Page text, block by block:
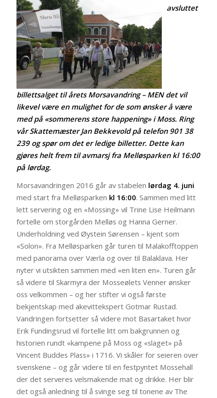
avsluttet
billettsalget til årets Morsavandring – MEN det vil
likevel være en mulighet for de som ønsker å være
med på «sommerens store happening» i Moss. Ring
vår Skattemæster Jan Bekkevold på telefon 901 38
239 og spør om det er ledige billetter. Dette kan
gjøres helt frem til avmarsj fra Melløsparken kl 16:00
på lørdag.
Morsavandringen 2016 går av stabelen lørdag 4. juni
med start fra Melløsparken kl 16:00. Sammen med litt
lett servering og en «Mossing» vil Trine Lise Heilmann
fortelle om storgården Melløs og Hanna Gerner.
Underholdning ved Øystein Sørensen – kjent som
«Solon». Fra Melløsparken går turen til Malakofftoppen
med panorama over Værla og over til Balaklava. Her
nyter vi utsikten sammen med «en liten en». Turen går
så videre til Skarmyra der Mosseølets Venner ønsker
oss velkommen – og her stifter vi også første
bekjentskap med akevittekspert Gotmar Rustad.
Vandringen fortsetter så videre mot Basartaket hvor
Erik Fundingsrud vil fortelle litt om bakgrunnen og
historien rundt «kampene på Moss og «slaget» på
Vincent Buddes Plass» i 1716. Vi skåler for seieren over
svenskene – og går videre til en festpyntet Mossehall
der det serveres velsmakende mat og drikke. Her blir
det også anledning til å svinge seg til tonene av The